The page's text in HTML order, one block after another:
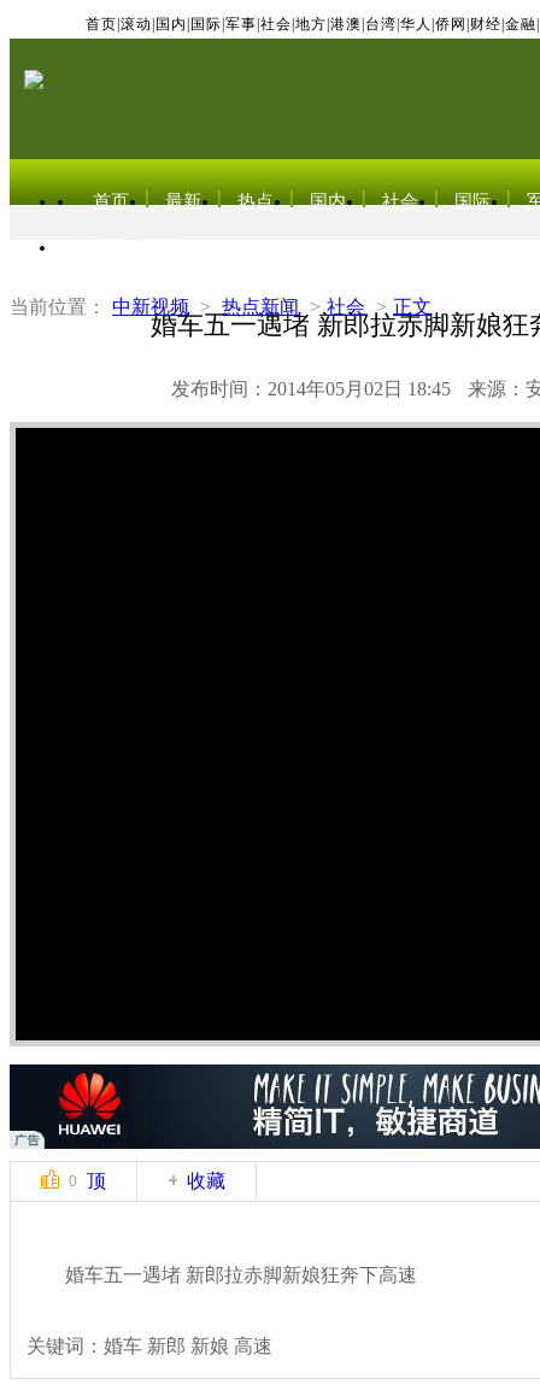
首页 滚动 国内 国际 军事 社会 地方 港澳 台湾 华人 侨网 财经 金融
首页 最新 热点 国内 社会 国际
当前位置： 中新视频 > 热点新闻 > 社会 > 正文
婚车五一遇堵 新郎拉赤脚新娘狂
发布时间：2014年05月02日 18:45 来源：
0 顶 收藏
婚车五一遇堵 新郎拉赤脚新娘狂奔下高速
关键词：婚车 新郎 新娘 高速